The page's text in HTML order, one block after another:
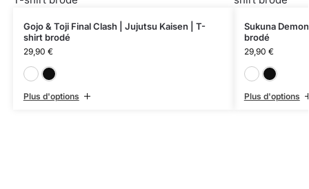
Gojo & Toji Final Clash | Jujutsu Kaisen | T-
shirt brodé
29,90 €
Plus d'options
Sukuna
brodé
29,90 €
Plus d'options